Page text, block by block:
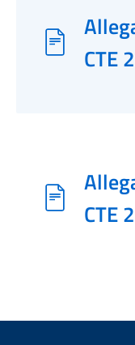
CTE
CTE